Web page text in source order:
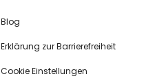
Blog
Erklärung zur Barrierefreiheit
Cookie Einstellungen